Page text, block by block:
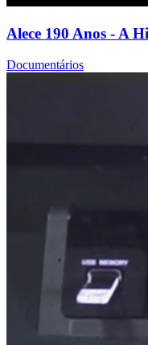
Alece 190 Anos - A
Documentários